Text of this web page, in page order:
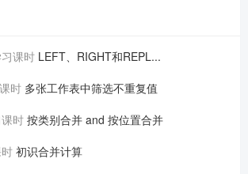
课时 LEFT、RIGHT和REPL...
时 多张工作表中筛选不重复值
时 按类别合并 and 按位置合并
初识合并计算